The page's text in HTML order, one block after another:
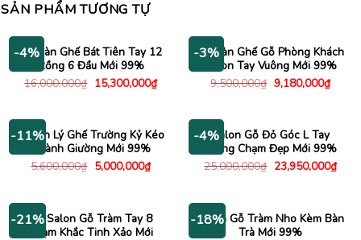
SẢN PHẨM TƯƠNG TỰ
-4%
Bộ Bàn Ghế Bát Tiên Tay 12
Rồng 6 Đầu Mới 99%
16,000,000₫ Giá
gốc
15,300,000₫Giá
hiện
15,300,000₫.
-3%
Bộ Bàn Ghế Gỗ Phòng Khách
Salon Tay Vuông Mới 99%
9,500,000₫ Giá
gốc
9,180,000₫Giá
hiện
-11%
Thanh Lý Ghế Trường Kỷ Kéo
Thành Giường Mới 99%
5,600,000₫ Giá
gốc
5,000,000₫Giá
hiện
5,000,000₫.
-4%Salon Gỗ Đỏ Góc L Tay
Trứng Chạm Đẹp Mới 99%
25,000,000₫ Giá
gốc
23,950,000₫Giá
hiện
-21%Bộ Salon Gỗ Tràm Tay 8
Chạm Khắc Tinh Xảo Mới
-18%
Salon Gỗ Tràm Nho Kèm Bàn
Trà Mới 99%